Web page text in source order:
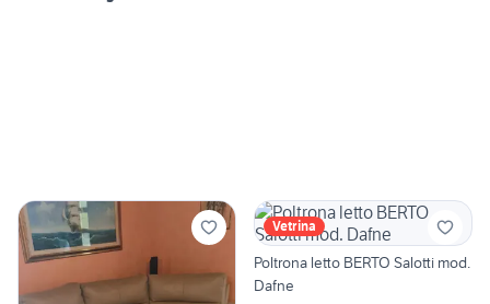
Vetrina
Poltrona letto BERTO Salotti mod.
Dafne